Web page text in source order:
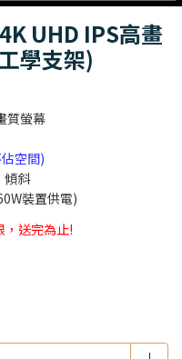
UHD IPS高畫
學支架)
質螢幕
空間)
傾斜
裝置供電)
送完為止!